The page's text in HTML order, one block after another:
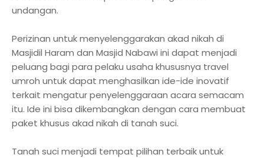
undangan.
Perizinan untuk menyelenggarakan akad nikah di
Masjidil Haram dan Masjid Nabawi ini dapat menjadi
peluang bagi para pelaku usaha khususnya travel
umroh untuk dapat menghasilkan ide-ide inovatif
terkait mengatur penyelenggaraan acara semacam
itu. Ide ini bisa dikembangkan dengan cara membuat
paket khusus akad nikah di tanah suci.
Tanah suci menjadi tempat pilihan terbaik untuk